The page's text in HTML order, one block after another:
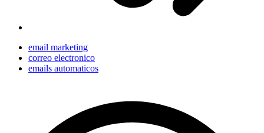
email marketing
correo electronico
emails automaticos